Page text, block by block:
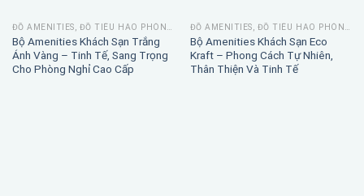
ĐỒ AMENITIES, ĐỒ TIÊU HAO PHÒNG TẮM
Bộ Amenities Khách Sạn Trắng
Ánh Vàng – Tinh Tế, Sang Trọng
Cho Phòng Nghỉ Cao Cấp
ĐỒ AMENITIES, ĐỒ TIÊU HAO PHÒNG TẮM
Bộ Amenities Khách Sạn Eco
Kraft – Phong Cách Tự Nhiên,
Thân Thiện Và Tinh Tế